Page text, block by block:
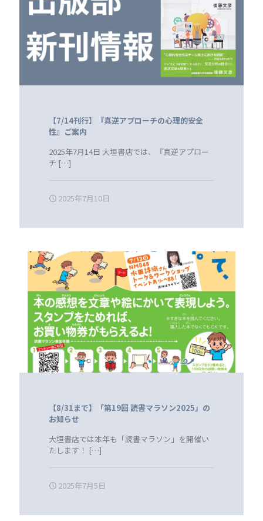
【7/14刊行】『真逆アプローチの心理的安全
性』ご案内
2025年7月14日 大垣書店では、『真逆アプロー
チ […]
2025年7月10日
【8/31まで】「第19回 読書マラソン2025」の
お知らせ
大垣書店では本年も「読書マラソン」を開催い
たします！ […]
2025年7月5日